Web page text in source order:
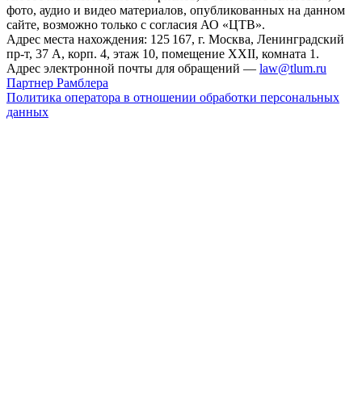
фото, аудио и видео материалов, опубликованных на данном
сайте, возможно только с согласия АО «ЦТВ».
Адрес места нахождения: 125 167, г. Москва, Ленинградский
пр-т, 37 А, корп. 4, этаж 10, помещение XXII, комната 1.
Адрес электронной почты для обращений — law@tlum.ru
Партнер Рамблера
Политика оператора в отношении обработки персональных
данных